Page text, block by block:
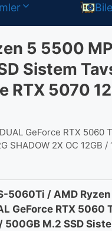
5 5500
Sistem
5070
GeForce RTX
SHADOW 2X OC
5060Ti / AMD
GeForce RTX 5060
500GB M.2 SSD